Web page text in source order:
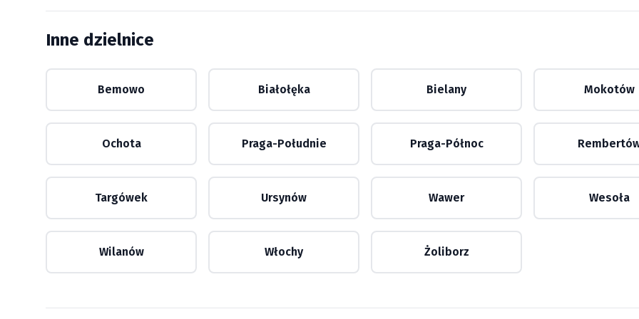
Inne dzielnice
Bemowo Białołęka Bielany Mokotów
Ochota Praga-Południe Praga-Północ
Targówek Ursynów Wawer Wesoła
Wilanów Włochy Żoliborz